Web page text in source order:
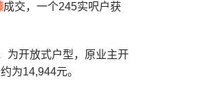
成交，一个245实呎户获
为开放式户型，原业主开
为14,944元。